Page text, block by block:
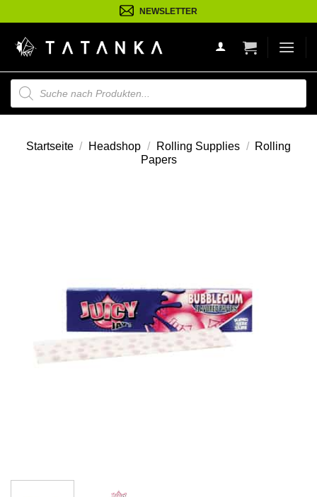
Inhalt
springen
NEWSLETTER
Suche
nach
Produkten
Startseite / Headshop / Rolling Supplies /
Rolling
Papers